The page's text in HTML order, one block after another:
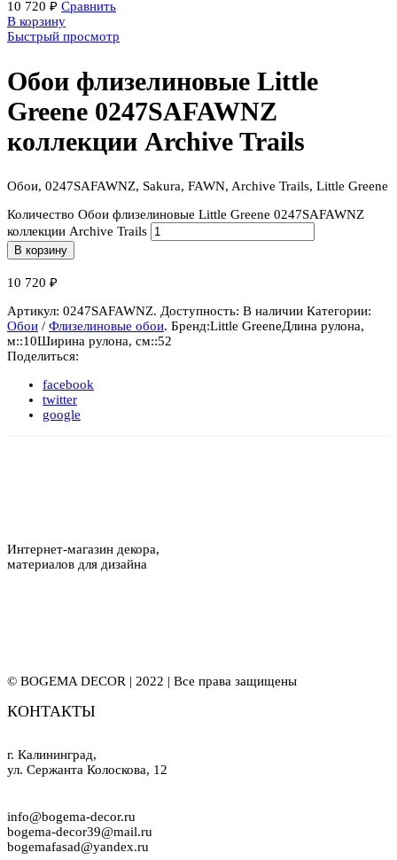
10 720 ₽ Сравнить
В корзину
Быстрый просмотр
Обои флизелиновые Little
Greene 0247SAFAWNZ
коллекции Archive Trails
Обои, 0247SAFAWNZ, Sakura, FAWN, Archive Trails, Little Greene
Количество Обои флизелиновые Little Greene 0247SAFAWNZ
коллекции Archive Trails
В корзину
10 720 ₽
Артикул: 0247SAFAWNZ. Доступность: В наличии Категории:
Обои / Флизелиновые обои. Бренд:Little GreeneДлина рулона,
м::10Ширина рулона, см::52
Поделиться:
facebook
twitter
google
Интернет-магазин декора,
материалов для дизайна
© BOGEMA DECOR | 2022 | Все права защищены
КОНТАКТЫ
г. Калининград,
ул. Сержанта Колоскова, 12
info@bogema-decor.ru
bogema-decor39@mail.ru
bogemafasad@yandex.ru